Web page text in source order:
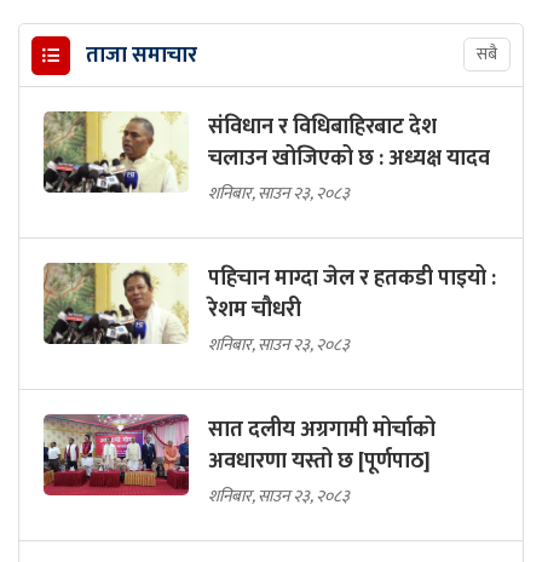
ताजा समाचार सबै
संविधान र विधिबाहिरबाट देश
चलाउन खोजिएको छ : अध्यक्ष यादव
शनिबार, साउन २३, २०८३
पहिचान माग्दा जेल र हतकडी पाइयो :
रेशम चौधरी
शनिबार, साउन २३, २०८३
सात दलीय अग्रगामी मोर्चाको
अवधारणा यस्तो छ [पूर्णपाठ]
शनिबार, साउन २३, २०८३